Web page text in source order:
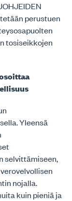
perustuen
tosiseikkojen
Yleensä
selvittämiseen,
nojalla.
kuin pieniä ja